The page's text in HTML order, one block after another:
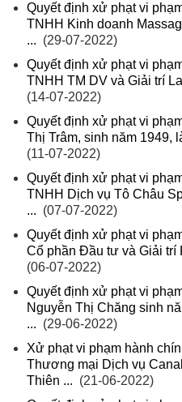
Quyết định xử phạt vi
TNHH Kinh doanh
... (29-07-2022)
Quyết định xử phạt vi
TNHH TM DV và Giải trí
(14-07-2022)
Quyết định xử phạt vi
Thị Trâm, sinh năm 1949,
(11-07-2022)
Quyết định xử phạt vi
TNHH Dịch vụ Tô Châu
... (07-07-2022)
Quyết định xử phạt vi
Cổ phần Đầu tư và Giải trí
(06-07-2022)
Quyết định xử phạt vi
Nguyễn Thị Chăng sinh
... (29-06-2022)
Xử phạt vi phạm hành
Thương mại Dịch vụ
Thiên ... (21-06-2022)